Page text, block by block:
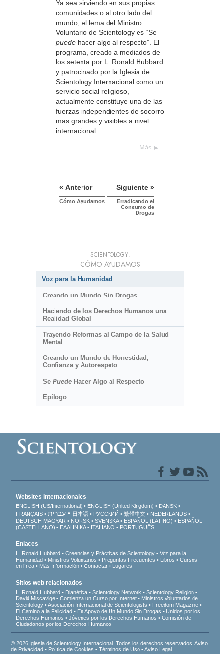
Ya sea sirviendo en sus propias
comunidades o al otro lado del
mundo, el lema del Ministro
Voluntario de Scientology es “Se
puede hacer algo al respecto”. El
programa, creado a mediados de
los setenta por L. Ronald Hubbard
y patrocinado por la Iglesia de
Scientology Internacional como un
servicio social religioso,
actualmente constituye una de las
fuerzas independientes de socorro
más grandes y visibles a nivel
internacional.
Más
« Anterior
Cómo Ayudamos
Siguiente »
Erradicando el
Consumo de
Drogas
SCIENTOLOGY:
CÓMO AYUDAMOS
Voz para la Humanidad
Creando un Mundo Sin Drogas
Haciendo de los Derechos Humanos una
Realidad Global
Trayendo Reformas al Campo de la Salud
Mental
Creando un Mundo de Honestidad,
Confianza y Autorespeto
Se PuedeHacer Algo al Respecto
Epílogo
Websites Internacionales
ENGLISH (US/International) ENGLISH (United Kingdom)
DANSK
FRANÇAIS
עברית 日本語 РУССКИЙ 繁體中文
NEDERLANDS
DEUTSCH MAGYAR NORSK SVENSKA ESPAÑOL (LATINO)
ESPAÑOL
(CASTELLANO)
ΕΛΛΗΝΙΚA ITALIANO PORTUGUÊS
Enlaces
L. Ronald Hubbard Creencias y Prácticas de Scientology
Voz para la
Humanidad
Ministros Voluntarios Preguntas Frecuentes Libros
Cursos
en línea
Más Información Contactar Lugares
Sitios web relacionados
L. Ronald Hubbard Dianética Scientology Network
Scientology Religion
David Miscavige
Comienza un Curso por Internet
Ministros Voluntarios de
Scientology
Asociación Internacional de Scientologists
Freedom Magazine
El Camino a la Felicidad
En Apoyo de Un Mundo Sin Drogas
Unidos por los
Derechos Humanos
Jóvenes por los Derechos Humanos
Comisión de
Ciudadanos por los Derechos Humanos
© 2026 Iglesia de Scientology Internacional. Todos los derechos reservados.Aviso
de Privacidad • Política de Cookies •Términos de Uso •Aviso Legal